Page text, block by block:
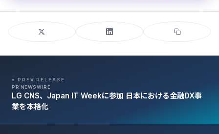
« PREV RELEASE
PR NEWSWIRE
LG CNS、Japan IT Weekに参加 日本における金融DX事
業を本格化